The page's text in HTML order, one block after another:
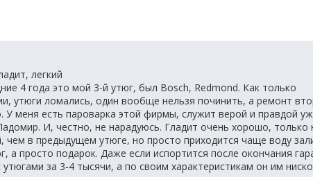
легкий
4 года это мой 3-й утюг, был Bosch, Redmond. Как только
утюги ломались, один вообще нельзя починить, а ремонт
У меня есть пароварка этой фирмы, служит верой и правдой
И, честно, не нарадуюсь. Гладит очень хорошо, только
чем в предыдущем утюге, но просто приходится чаще воду
а просто подарок. Даже если испортится после окончания
за 3-4 тысячи, а по своим характеристикам он им